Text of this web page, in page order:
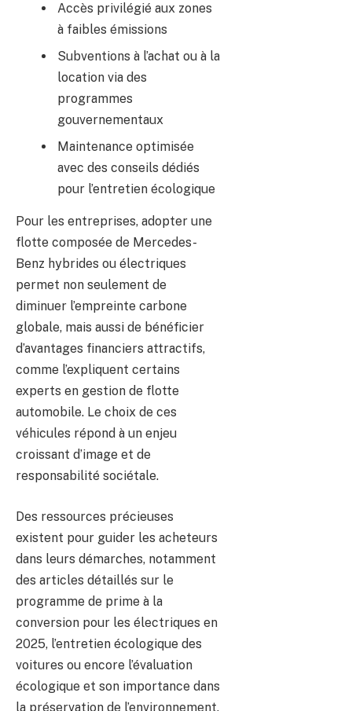
Accès privilégié aux zones
à faibles émissions
Subventions à l’achat ou à la
location via des
programmes
gouvernementaux
Maintenance optimisée
avec des conseils dédiés
pour l’entretien écologique
Pour les entreprises, adopter une
flotte composée de Mercedes-
Benz hybrides ou électriques
permet non seulement de
diminuer l’empreinte carbone
globale, mais aussi de bénéficier
d’avantages financiers attractifs,
comme l’expliquent certains
experts en gestion de flotte
automobile. Le choix de ces
véhicules répond à un enjeu
croissant d’image et de
responsabilité sociétale.
Des ressources précieuses
existent pour guider les acheteurs
dans leurs démarches, notamment
des articles détaillés sur le
programme de prime à la
conversion pour les électriques en
2025, l’entretien écologique des
voitures ou encore l’évaluation
écologique et son importance dans
la préservation de l’environnement.